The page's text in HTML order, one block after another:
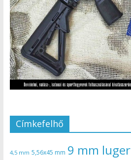
Címkefelhő
4,5 mm 5,56x45 mm 9 mm luger